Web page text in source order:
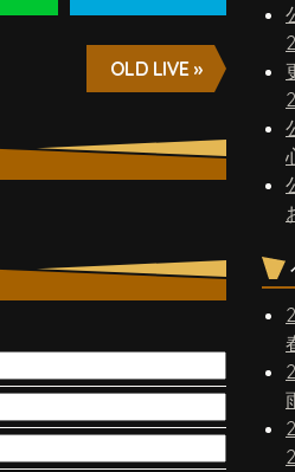
OLD LIVE »